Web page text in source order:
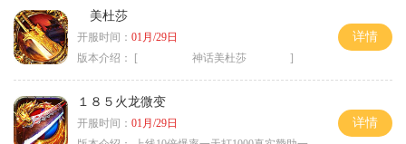
美杜莎
开服时间： 01月/29日
版本介绍：
[ 神话美杜莎 ]
详情
１８５火龙微变
开服时间： 01月/29日
详情